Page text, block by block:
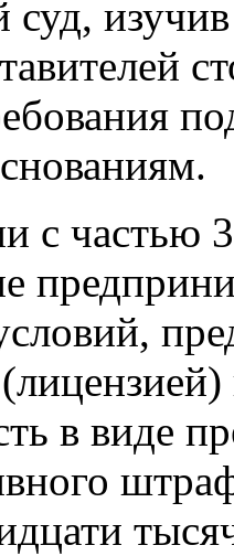
с
в виде